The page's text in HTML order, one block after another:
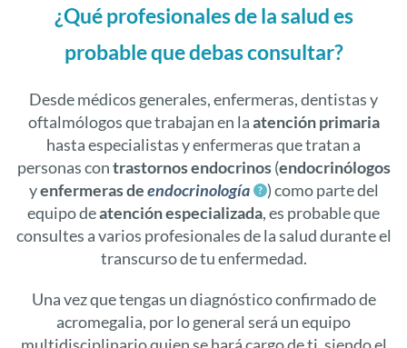
¿Qué profesionales de la salud es
probable que debas consultar?
Desde médicos generales, enfermeras, dentistas y
oftalmólogos que trabajan en laatención primaria
hasta especialistas y enfermeras que tratan a
personas contrastornos endocrinos(endocrinólogos
yenfermeras deendocrinología
) como parte del
equipo deatención especializada, es probable que
consultes a varios profesionales de la salud durante el
transcurso de tu enfermedad.
Una vez que tengas un diagnóstico confirmado de
acromegalia, por lo general será un equipo